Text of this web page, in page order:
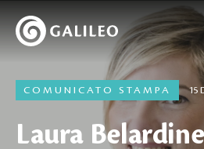
COMUNICATO STAMPA 15
Laura